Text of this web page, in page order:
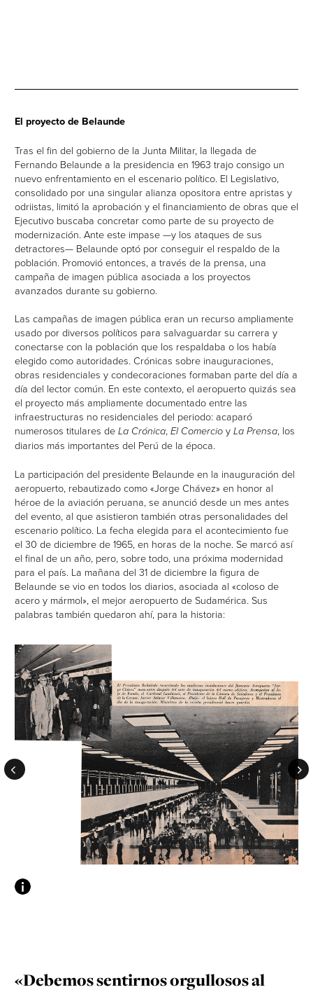
El proyecto de Belaunde
Tras el fin del gobierno de la Junta Militar, la llegada de
Fernando Belaunde a la presidencia en 1963 trajo consigo un
nuevo enfrentamiento en el escenario político. El Legislativo,
consolidado por una singular alianza opositora entre apristas y
odriistas, limitó la aprobación y el financiamiento de obras que el
Ejecutivo buscaba concretar como parte de su proyecto de
modernización. Ante este impase —y los ataques de sus
detractores— Belaunde optó por conseguir el respaldo de la
población. Promovió entonces, a través de la prensa, una
campaña de imagen pública asociada a los proyectos
avanzados durante su gobierno.
Las campañas de imagen pública eran un recurso ampliamente
usado por diversos políticos para salvaguardar su carrera y
conectarse con la población que los respaldaba o los había
elegido como autoridades. Crónicas sobre inauguraciones,
obras residenciales y condecoraciones formaban parte del día a
día del lector común. En este contexto, el aeropuerto quizás sea
el proyecto más ampliamente documentado entre las
infraestructuras no residenciales del periodo: acaparó
numerosos titulares de La Crónica, El Comercioy La Prensa, los
diarios más importantes del Perú de la época.
La participación del presidente Belaunde en la inauguración del
aeropuerto, rebautizado como «Jorge Chávez» en honor al
héroe de la aviación peruana, se anunció desde un mes antes
del evento, al que asistieron también otras personalidades del
escenario político. La fecha elegida para el acontecimiento fue
el 30 de diciembre de 1965, en horas de la noche. Se marcó así
el final de un año, pero, sobre todo, una próxima modernidad
para el país. La mañana del 31 de diciembre la figura de
Belaunde se vio en todos los diarios, asociada al «coloso de
acero y mármol», el mejor aeropuerto de Sudamérica. Sus
palabras también quedaron ahí, para la historia:
«Debemos sentirnos orgullosos al